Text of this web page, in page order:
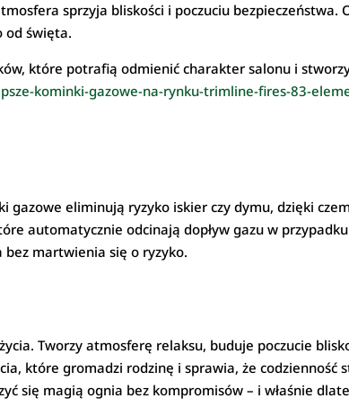
sprzyja bliskości i poczuciu bezpieczeństwa.
od święta.
które potrafią odmienić charakter salonu i
kominki-gazowe-na-rynku-trimline-fires-83-
eliminują ryzyko iskier czy dymu, dzięki
automatycznie odcinają dopływ gazu w
bez martwienia się o ryzyko.
Tworzy atmosferę relaksu, buduje poczucie
które gromadzi rodzinę i sprawia, że codzienność
się magią ognia bez kompromisów – i właśnie